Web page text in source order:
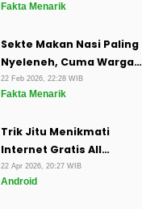
Bingung
Fakta Menarik
Sekte Makan Nasi Paling
Nyeleneh, Cuma Warga
+62 yang Punya Ide Begini
22 Feb 2026, 22:28 WIB
Fakta Menarik
Trik Jitu Menikmati
Internet Gratis All
Operator: Panduan 0p0k
dan Langsung Konek di
22 Apr 2026, 20:27 WIB
Android